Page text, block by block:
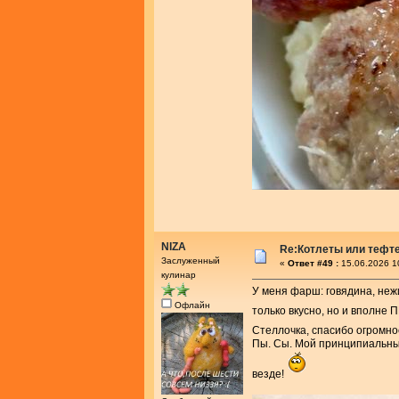
NIZA
Заслуженный
кулинар
Офлайн
Re:Котлеты или
« Ответ #49 : 15.06.2026
У меня фарш: говядина,
только вкусно, но и вполне
Стеллочка, спасибо
Пы. Сы. Мой
везде!